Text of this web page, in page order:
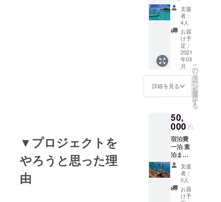
▼プロジェクトを
やろうと思った理
由
7000円
朝夜2食
付き
10000
円 マリ
ンアク
ティビ
ティ（
SUPか
カヤッ
クと
シュ
ノーケ
き） 半
日ツ
アー
8000円
こちら
のメ
ニュー
の金額
を毎回
50％オ
支援
者：
4人
お届
け予
定：
2021
年03
月
詳細を見る
こ
の
リ
タ
ー
ン
を
選
択
す
る
50,
000 円
宿泊費
一泊 素
泊まり
7000円
朝夜2食
付き
10000
円 マリ
支援
者：
0人
お届
け予